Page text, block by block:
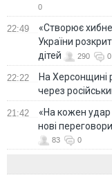
0
22:49
«Створює
України
дітей
290 0
22:22
На Херсонщині
через
21:42
«На кожен удар
нові
83 0